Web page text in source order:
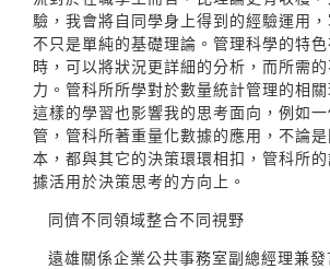
驗，我會將自同學身上得到的經驗運用
不只是單純的基礎理論。管理科學的特
時，可以將狀況更詳細的分析，而所需
力。管科所所學對於數量統計管理的相關
這樣的學習也影響我的思考面向，例如
管，管科所著重量化數據的應用，不論
本，都與其它的決策環環相扣，管科所
據活用於決策思考的方向上。
同儕不同領域整合不同視野
遠雄關係企業公共事務室副總經理兼